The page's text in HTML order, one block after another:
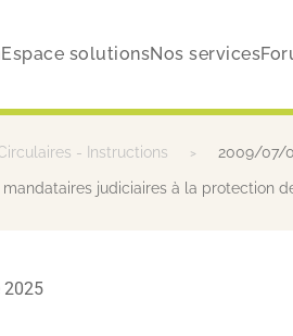
Espace solutionsNos services
- Instructions 2009/07/
judiciaires à la protection
2025